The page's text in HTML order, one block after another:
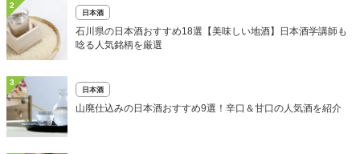
2
日本酒
石川県の日本酒おすすめ18選【美味しい地酒】日本酒学講師も
唸る人気銘柄を厳選
3
日本酒
山廃仕込みの日本酒おすすめ9選！辛口＆甘口の人気酒を紹介